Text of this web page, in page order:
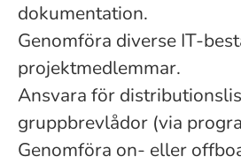
dokumentation.
Genomföra diverse IT-
projektmedlemmar.
Ansvara för
gruppbrevlådor (via
Genomföra on- eller